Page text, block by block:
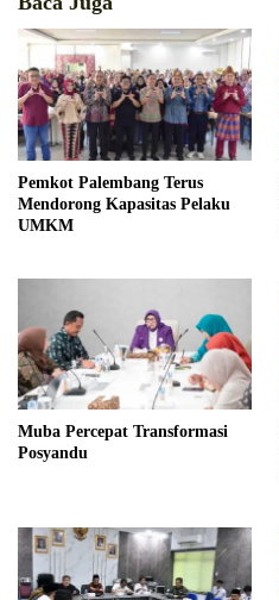
Pemkot Palembang Terus
Mendorong Kapasitas Pelaku
UMKM
Muba Percepat Transformasi
Posyandu